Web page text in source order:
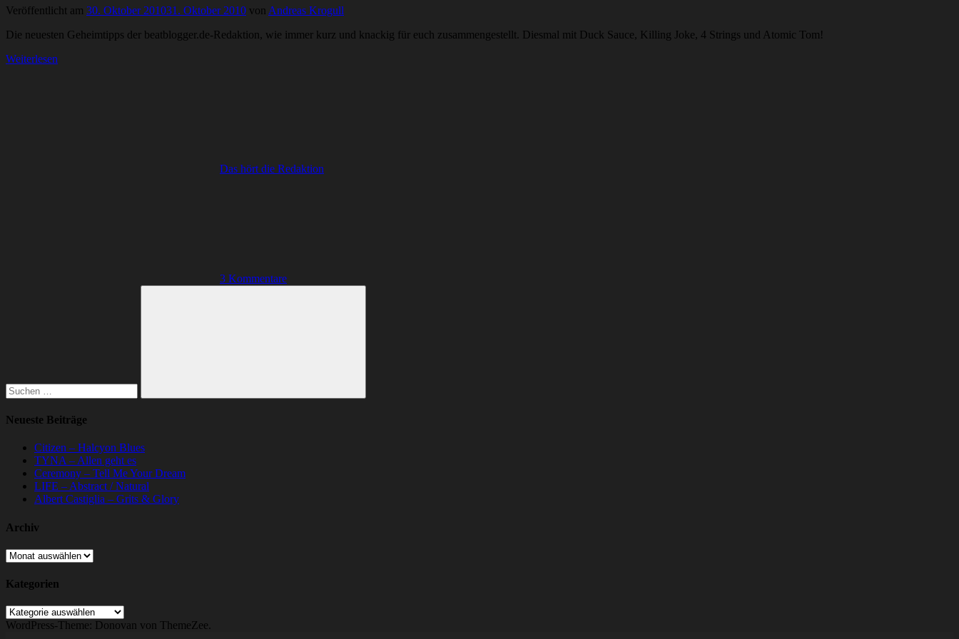
Veröffentlicht am 30. Oktober 201031. Oktober 2010 von Andreas Krogull
Die neuesten Geheimtipps der beatblogger.de-Redaktion, wie immer kurz und knackig für euch zusammengestellt. Diesmal mit Duck Sauce, Killing Joke, 4 Strings und Atomic Tom!
Weiterlesen
Das hört die Redaktion
3 Kommentare
Suchen
Neueste Beiträge
Citizen – Halcyon Blues
TYNA – Allen geht es
Ceremony – Tell Me Your Dream
LIFE – Abstract / Natural
Albert Castiglia – Grits & Glory
Archiv
Archiv
Kategorien
Kategorien
WordPress-Theme: Donovan von ThemeZee.